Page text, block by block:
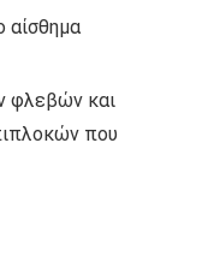
αίσθημα
φλεβών και
που